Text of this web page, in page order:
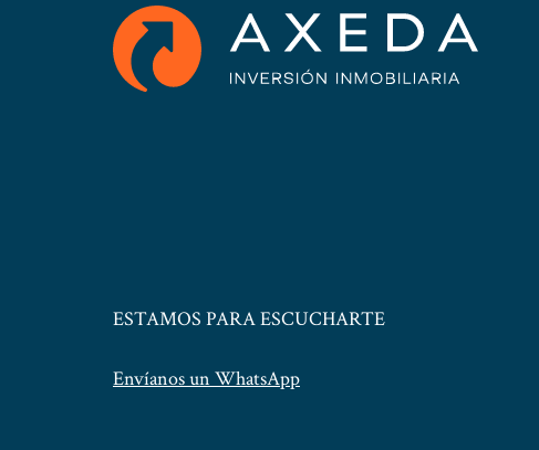
ESTAMOS PARA ESCUCHARTE
Envíanos un WhatsApp